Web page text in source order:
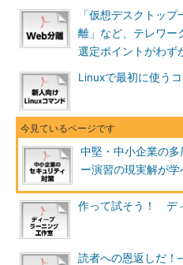
「仮想デスクトッ
離」など、テレワー
選定ポイントがわず
Linuxで最初に使う
中堅・中小企業の
ー演習の現実解が
作って試そう！ デ
読者への恩返しだ